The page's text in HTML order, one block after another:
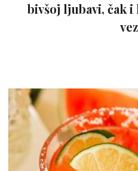
bivšoj ljubavi, čak